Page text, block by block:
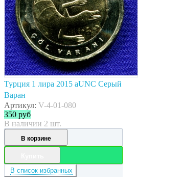
Турция 1 лира 2015 aUNC Серый
Варан
Артикул: V-4-01-080
350 руб
В наличии 2 шт.
В корзине
В список избранных